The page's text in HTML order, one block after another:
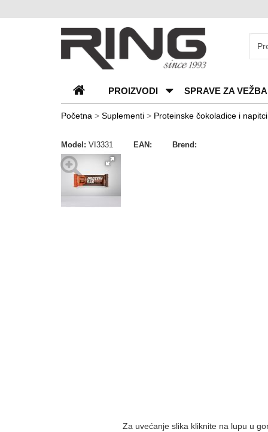
O
nama
Katalozi
Kontakt
Blog
Česta
pitanja
PROIZVODI SPRAVE ZA
Početna > Suplementi > Proteinske čokoladice i napitci
Model: VI3331 EAN: Brend:
Za uvećanje slika kliknite na lupu u